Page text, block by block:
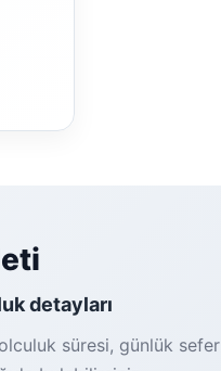
detayları
süresi, günlük sefer